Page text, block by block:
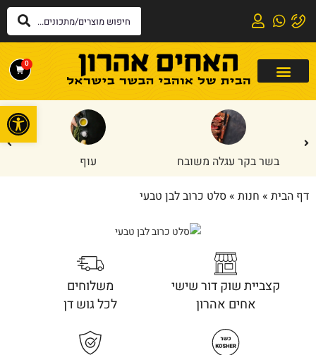
0
בשר בקר עגלה משובח עוף
דף הבית » חנות »סלט כרוב לבן טבעי
קצביית שוק דור שישי
אחים אהרון
משלוחים
לכל גוש דן